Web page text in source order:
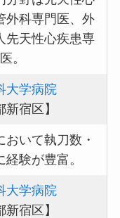
外科専門医、外
先天性心疾患専
。
大学病院
新宿区】
いて執刀数・
験が豊富。
大学病院
新宿区】